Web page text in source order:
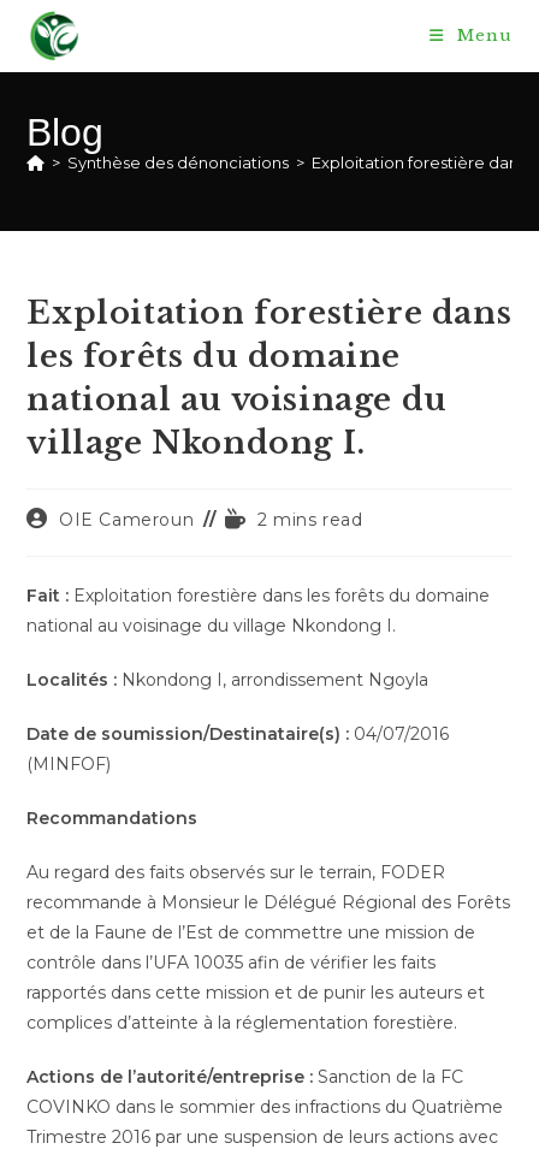
content
Menu
Blog
> Synthèse des dénonciations > Exploitation forestière dans
Exploitation forestière dans
les forêts du domaine
national au voisinage du
village Nkondong I.
Auteur/autrice
publication :
OIE Cameroun
Temps2 mins read
Fait : Exploitation forestière dans les forêts du domaine
national au voisinage du village Nkondong I.
Localités : Nkondong I, arrondissement Ngoyla
Date de soumission/Destinataire(s) : 04/07/2016
(MINFOF)
Recommandations
Au regard des faits observés sur le terrain, FODER
recommande à Monsieur le Délégué Régional des Forêts
et de la Faune de l’Est de commettre une mission de
contrôle dans l’UFA 10035 afin de vérifier les faits
rapportés dans cette mission et de punir les auteurs et
complices d’atteinte à la réglementation forestière.
Actions de l’autorité/entreprise :Sanction de la FC
COVINKO dans le sommier des infractions du Quatrième
Trimestre 2016 par une suspension de leurs actions avec